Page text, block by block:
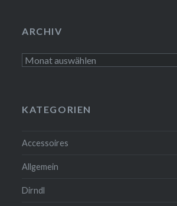
ARCHIV
Archiv
KATEGORIEN
Accessoires
Allgemein
Dirndl